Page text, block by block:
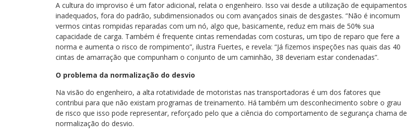
A cultura do improviso é um fator adicional, relata o engenheiro. Isso vai desde a utilização de equipamentos
inadequados, fora do padrão, subdimensionados ou com avançados sinais de desgastes. “Não é incomum
vermos cintas rompidas reparadas com um nó, algo que, basicamente, reduz em mais de 50% sua
capacidade de carga. Também é frequente cintas remendadas com costuras, um tipo de reparo que fere a
norma e aumenta o risco de rompimento”, ilustra Fuertes, e revela: “Já fizemos inspeções nas quais das 40
cintas de amarração que compunham o conjunto de um caminhão, 38 deveriam estar condenadas”.
O problema da normalização do desvio
Na visão do engenheiro, a alta rotatividade de motoristas nas transportadoras é um dos fatores que
contribui para que não existam programas de treinamento. Há também um desconhecimento sobre o grau
de risco que isso pode representar, reforçado pelo que a ciência do comportamento de segurança chama de
normalização do desvio.